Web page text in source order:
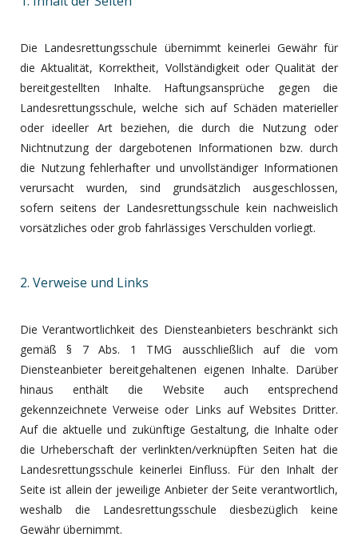
Die Landesrettungsschule übernimmt keinerlei Gewähr für
die Aktualität, Korrektheit, Vollständigkeit oder Qualität der
bereitgestellten Inhalte. Haftungsansprüche gegen die
Landesrettungsschule, welche sich auf Schäden materieller
oder ideeller Art beziehen, die durch die Nutzung oder
Nichtnutzung der dargebotenen Informationen bzw. durch
die Nutzung fehlerhafter und unvollständiger Informationen
verursacht wurden, sind grundsätzlich ausgeschlossen,
sofern seitens der Landesrettungsschule kein nachweislich
vorsätzliches oder grob fahrlässiges Verschulden vorliegt.
2. Verweise und Links
Die Verantwortlichkeit des Diensteanbieters beschränkt sich
gemäß § 7 Abs. 1 TMG ausschließlich auf die vom
Diensteanbieter bereitgehaltenen eigenen Inhalte. Darüber
hinaus enthält die Website auch entsprechend
gekennzeichnete Verweise oder Links auf Websites Dritter.
Auf die aktuelle und zukünftige Gestaltung, die Inhalte oder
die Urheberschaft der verlinkten/verknüpften Seiten hat die
Landesrettungsschule keinerlei Einfluss. Für den Inhalt der
Seite ist allein der jeweilige Anbieter der Seite verantwortlich,
weshalb die Landesrettungsschule diesbezüglich keine
Gewähr übernimmt.